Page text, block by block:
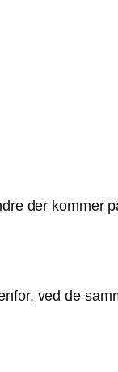
der kommer
ved de